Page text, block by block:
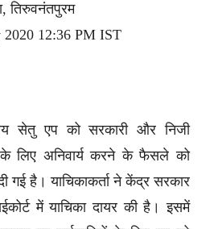
तिरुवनंतपुरम
12:36 PM IST
सेतु एप को सरकारी और निजी
के लिए अनिवार्य करने के फैसले को
गई है। याचिकाकर्ता ने केंद्र सरकार
में याचिका दायर की है। इसमें